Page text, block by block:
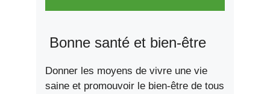
Bonne santé et bien-être
Donner les moyens de vivre une vie
saine et promouvoir le bien-être de tous